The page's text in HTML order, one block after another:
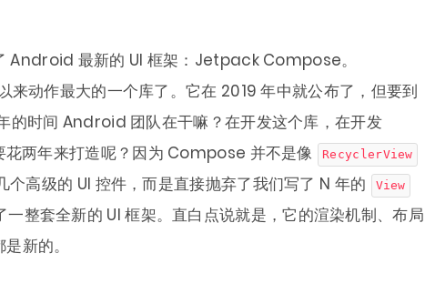
Android 最新的 UI 框架：Jetpack Compose。
动作最大的一个库了。它在 2019 年中就公布了，但要到
的时间 Android 团队在干嘛？在开发这个库，在开发
两年来打造呢？因为 Compose 并不是像
RecyclerView
个高级的 UI 控件，而是直接抛弃了我们写了 N 年的 View
整套全新的 UI 框架。直白点说就是，它的渲染机制、布局
新的。